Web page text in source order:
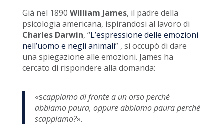
Già nel 1890 William James, il padre della
psicologia americana, ispirandosi al lavoro di
Charles Darwin, “L’espressione delle emozioni
nell’uomo e negli animali” , si occupò di dare
una spiegazione alle emozioni. James ha
cercato di rispondere alla domanda:
«scappiamo di fronte a un orso perché
abbiamo paura, oppure abbiamo paura perché
scappiamo?».